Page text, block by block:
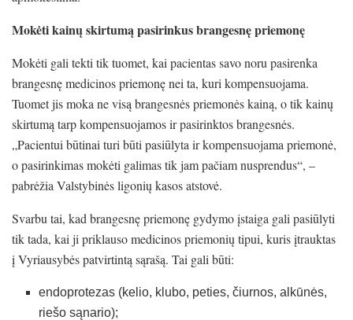
Mokėti kainų skirtumą pasirinkus brangesnę priemonę
Mokėti gali tekti tik tuomet, kai pacientas savo noru pasirenka
brangesnę medicinos priemonę nei ta, kuri kompensuojama.
Tuomet jis moka ne visą brangesnės priemonės kainą, o tik kainų
skirtumą tarp kompensuojamos ir pasirinktos brangesnės.
„Pacientui būtinai turi būti pasiūlyta ir kompensuojama priemonė,
o pasirinkimas mokėti galimas tik jam pačiam nusprendus“, –
pabrėžia Valstybinės ligonių kasos atstovė.
Svarbu tai, kad brangesnę priemonę gydymo įstaiga gali pasiūlyti
tik tada, kai ji priklauso medicinos priemonių tipui, kuris įtrauktas
į Vyriausybės patvirtintą sąrašą. Tai gali būti:
endoprotezas (kelio, klubo, peties, čiurnos, alkūnės,
riešo sąnario);